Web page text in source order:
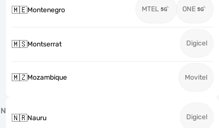
🇲🇪Montenegro MTEL ONE
🇲🇸Montserrat Digicel
🇲🇿Mozambique Movitel
N
🇳🇷Nauru Digicel